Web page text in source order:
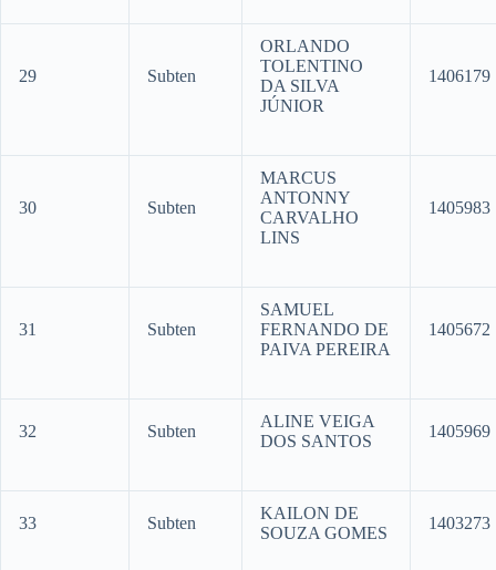
29 Subten
ORLANDO
TOLENTINO
DA SILVA
JÚNIOR
1406179
30 Subten
MARCUS
ANTONNY
CARVALHO
LINS
1405983
31 Subten
SAMUEL
FERNANDO DE
PAIVA PEREIRA
1405672
32 Subten
ALINE VEIGA
DOS SANTOS
1405969
33 Subten
KAILON DE
SOUZA GOMES
1403273